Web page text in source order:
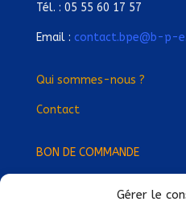
Gérer le
Tél. : 05 55 60 17 57
Email : contact.bpe@b-p-
Qui sommes-nous ?
Contact
BON DE COMMANDE
Devenez Délégué·e Régional